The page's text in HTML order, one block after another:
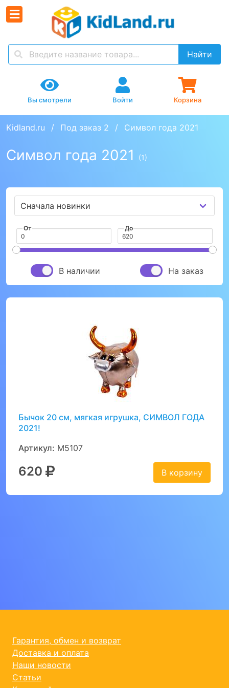
Найти
Вы смотрели Войти Корзина
Kidland.ru Под заказ 2 Символ года 2021
Символ года 2021 (1)
От До
В наличии На заказ
Бычок 20 см, мягкая игрушка, СИМВОЛ ГОДА
2021!
Артикул: M5107
620 В корзину
Гарантия, обмен и возврат
Доставка и оплата
Наши новости
Статьи